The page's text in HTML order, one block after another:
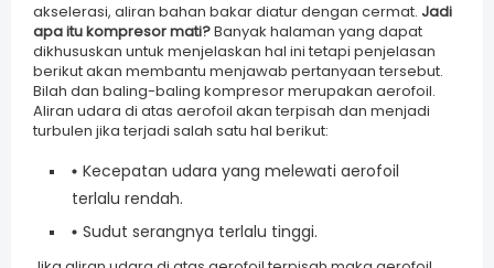
akselerasi, aliran bahan bakar diatur dengan cermat. Jadi
apa itu kompresor mati?Banyak halaman yang dapat
dikhususkan untuk menjelaskan hal ini tetapi penjelasan
berikut akan membantu menjawab pertanyaan tersebut.
Bilah dan baling-baling kompresor merupakan aerofoil.
Aliran udara di atas aerofoil akan terpisah dan menjadi
turbulen jika terjadi salah satu hal berikut:
Kecepatan udara yang melewati aerofoil
terlalu rendah.
Sudut serangnya terlalu tinggi.